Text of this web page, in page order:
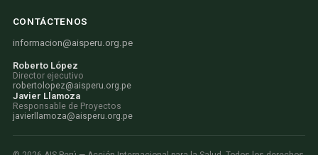
CONTÁCTENOS
informacion@aisperu.org.pe
Roberto López
Director ejecutivo
robertolopez@aisperu.org.pe
Javier Llamoza
Responsable de Proyectos
javierllamoza@aisperu.org.pe